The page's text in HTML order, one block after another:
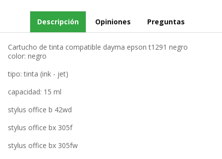
Descripción Opiniones Preguntas
Cartucho de tinta compatible dayma epson t1291 negro
color: negro
tipo: tinta (ink - jet)
capacidad: 15 ml
stylus office b 42wd
stylus office bx 305f
stylus office bx 305fw